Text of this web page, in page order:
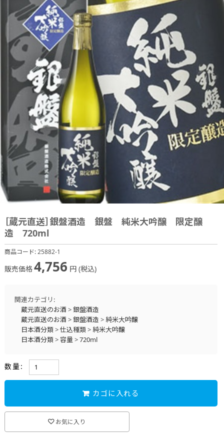
［蔵元直送］銀盤酒造 銀盤 純米大吟醸 限定醸
造 720ml
商品コード:25882-1
販売価格4,756 円 (税込)
関連カテゴリ:
蔵元直送のお酒 >銀盤酒造
蔵元直送のお酒 >銀盤酒造 > 純米大吟醸
日本酒分類>仕込種類> 純米大吟醸
日本酒分類>容量>720ml
数量:
カゴに入れる
お気に入り